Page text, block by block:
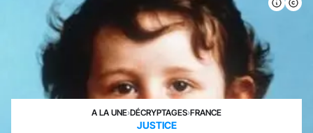
A LA UNE›DÉCRYPTAGES›FRANCE
JUSTICE